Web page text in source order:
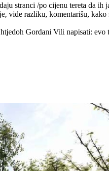
stranci /po cijenu tereta da ih
vide razliku, komentarišu, kako
Gordani Vili napisati: evo